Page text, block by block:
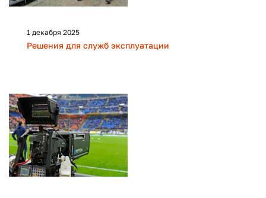
1 декабря 2025
Решения для служб эксплуатации